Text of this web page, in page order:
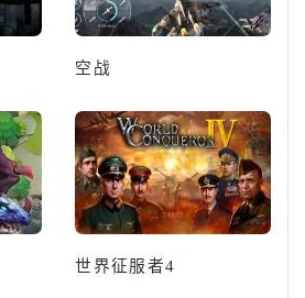
空战
世界征服者4